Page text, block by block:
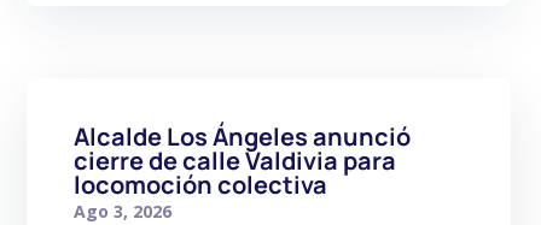
Alcalde Los Ángeles anunció
cierre de calle Valdivia para
locomoción colectiva
Ago 3, 2026